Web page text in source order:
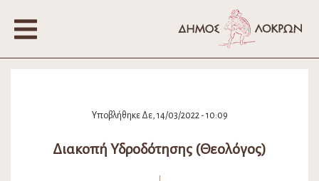
Υποβλήθηκε Δε, 14/03/2022 - 10:09
Διακοπή Υδροδότησης (Θεολόγος)